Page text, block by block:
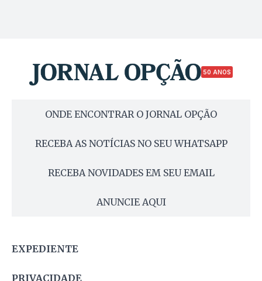
50 ANOS
ONDE ENCONTRAR O JORNAL OPÇÃO
RECEBA AS NOTÍCIAS NO SEU WHATSAPP
RECEBA NOVIDADES EM SEU EMAIL
ANUNCIE AQUI
EXPEDIENTE
PRIVACIDADE